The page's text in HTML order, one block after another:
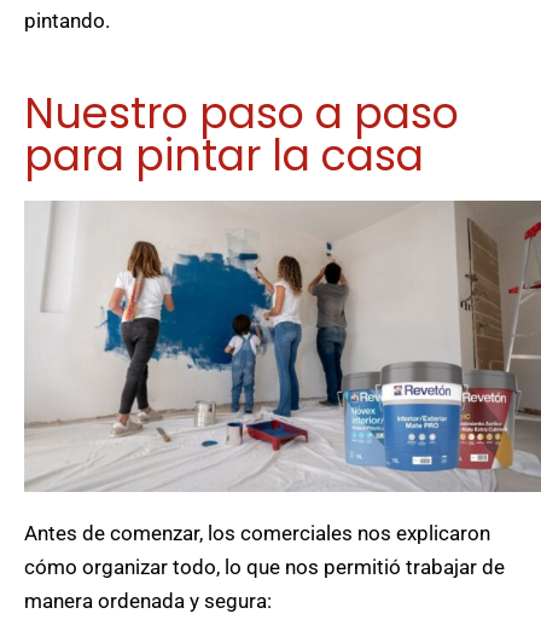
pintando.
Nuestro paso a paso
para pintar la casa
Antes de comenzar, los comerciales nos explicaron
cómo organizar todo, lo que nos permitió trabajar de
manera ordenada y segura: